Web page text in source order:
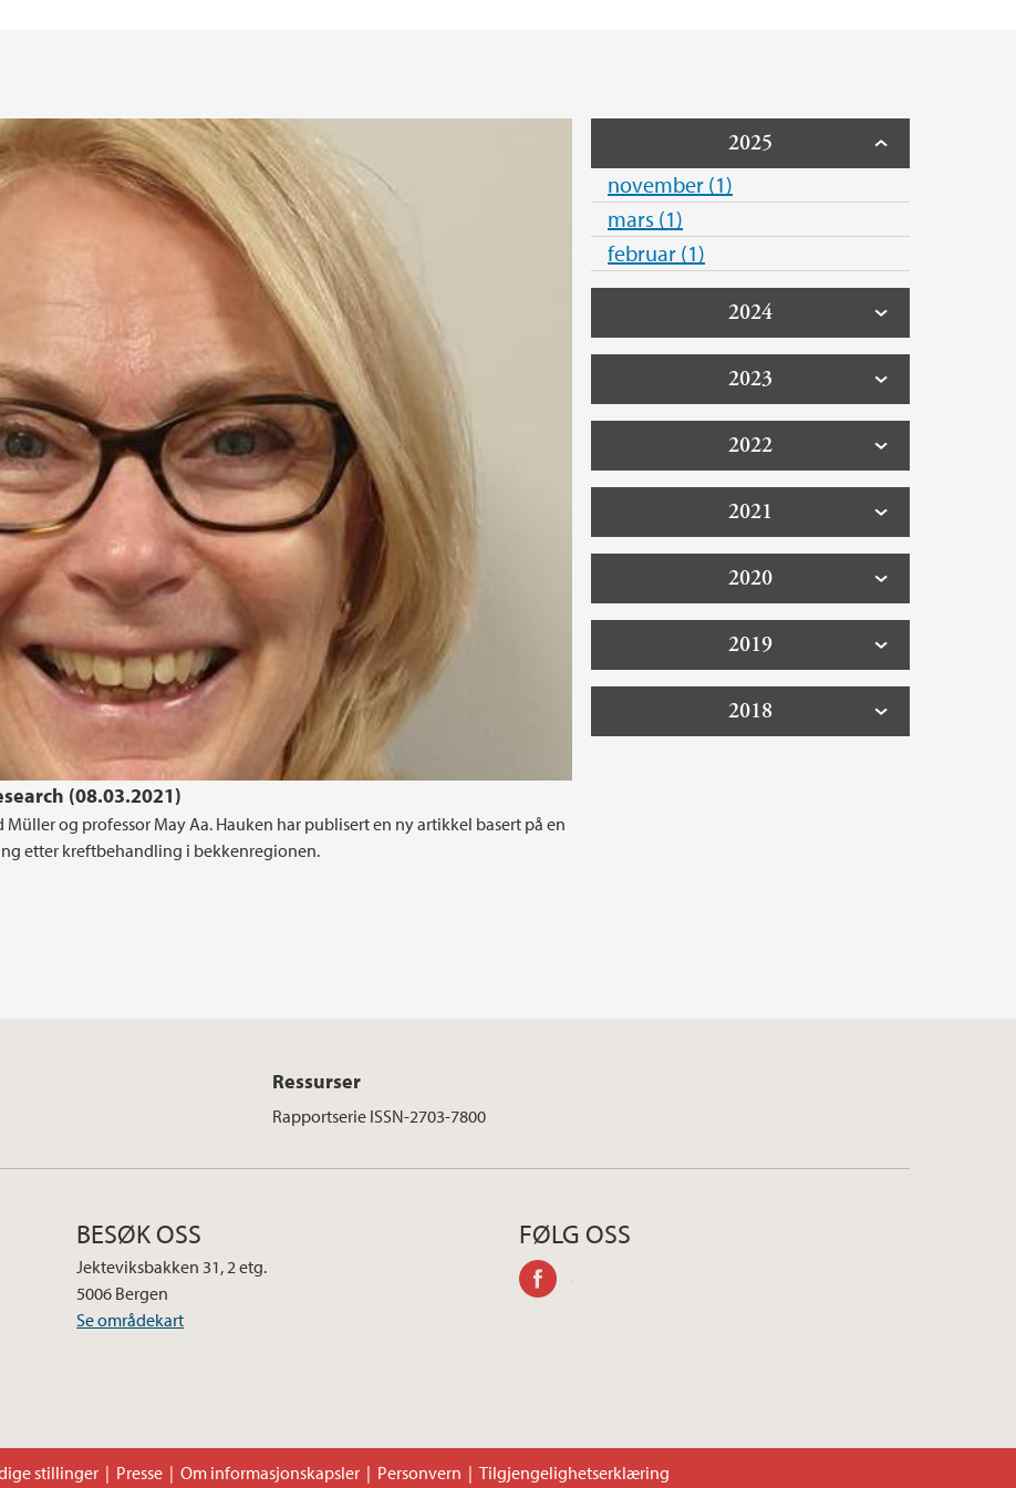
(08.03.2021)
Müller og professor May Aa. Hauken har publisert en ny artikkel basert på en
etter kreftbehandling i bekkenregionen.
2025
november (1)
mars (1)
februar (1)
2024
2023
2022
2021
2020
2019
2018
Ressurser
Rapportserie ISSN-2703-7800
BESØK OSS
Jekteviksbakken 31, 2 etg.
5006 Bergen
Se områdekart
FØLG OSS
stillinger Presse Om informasjonskapsler Personvern Tilgjengelighetserklæring